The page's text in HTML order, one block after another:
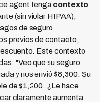
agent tenga contexto
(sin violar HIPAA),
de seguro
previos de contacto,
Este contexto
"Veo que su seguro
y nos envió $8,300. Su
de $1,200. ¿Le hace
claramente aumenta